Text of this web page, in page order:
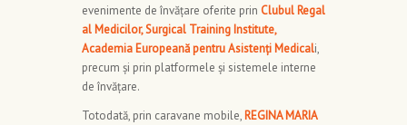
evenimente de învățare oferite prin Clubul Regal
al Medicilor, Surgical Training Institute,
Academia Europeană pentru Asistenți Medicali,
precum și prin platformele și sistemele interne
de învățare.
Totodată, prin caravane mobile, REGINA MARIA